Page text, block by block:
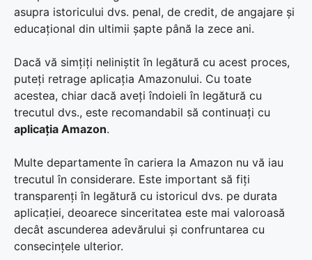
asupra istoricului dvs. penal, de credit, de angajare și
educațional din ultimii șapte până la zece ani.
Dacă vă simțiți neliniștit în legătură cu acest proces,
puteți retrage aplicația Amazonului. Cu toate
acestea, chiar dacă aveți îndoieli în legătură cu
trecutul dvs., este recomandabil să continuați cu
aplicația Amazon.
Multe departamente în cariera la Amazon nu vă iau
trecutul în considerare. Este important să fiți
transparenți în legătură cu istoricul dvs. pe durata
aplicației, deoarece sinceritatea este mai valoroasă
decât ascunderea adevărului și confruntarea cu
consecințele ulterior.